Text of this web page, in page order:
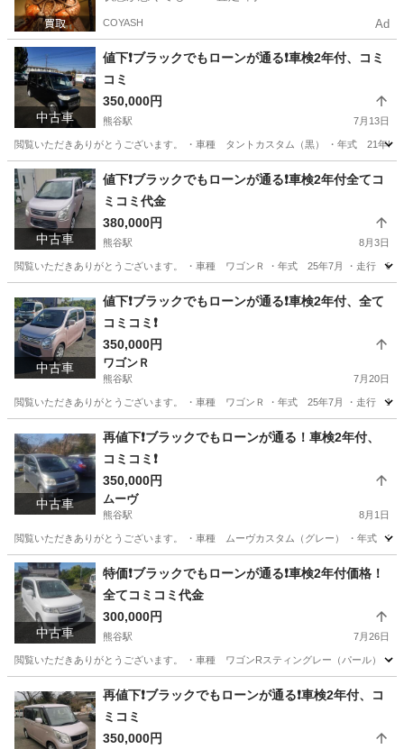
COYASH Ad
中古車
値下❗️ブラックでもローンが通る❗️車検2年付、コミ
コミ
350,000円
熊谷駅 7月13日
閲覧いただきありがとうございます。 ・車種 タントカスタム（黒） ・年式
埼玉 熊谷市 熊谷駅 ダイハツ ドットコム
中古車
値下❗️ブラックでもローンが通る❗️車検2年付全てコ
ミコミ代金
380,000円
熊谷駅 8月3日
閲覧いただきありがとうございます。 ・車種 ワゴンＲ ・年式 25年7月 ・
熊谷駅 スズキ
中古車
値下❗️ブラックでもローンが通る❗️車検2年付、全て
コミコミ❗️
350,000円
ワゴンＲ
熊谷駅 7月20日
閲覧いただきありがとうございます。 ・車種 ワゴンＲ ・年式 25年7
熊谷駅 ワゴンＲ ドットコム
中古車
再値下❗️ブラックでもローンが通る！車検2年付、
コミコミ❗️
350,000円
ムーヴ
熊谷駅 8月1日
閲覧いただきありがとうございます。 ・車種 ムーヴカスタム（グレー） ・年
埼玉 熊谷市 熊谷駅 ムーヴ ドットコム
中古車
特価❗️ブラックでもローンが通る❗️車検2年付価格！
全てコミコミ代金
300,000円
熊谷駅 7月26日
閲覧いただきありがとうございます。 ・車種 ワゴンRスティングレー（パー
熊谷駅 スズキ
再値下❗️ブラックでもローンが通る❗️車検2年付、コ
ミコミ
350,000円